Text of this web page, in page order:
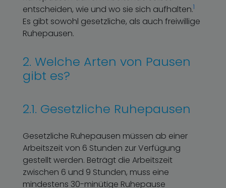
entscheiden, wie und wo sie sich aufhalten.1
Es gibt sowohl gesetzliche, als auch freiwillige
Ruhepausen.
2. Welche Arten von Pausen
gibt es?
2.1. Gesetzliche Ruhepausen
Gesetzliche Ruhepausen müssen ab einer
Arbeitszeit von 6 Stunden zur Verfügung
gestellt werden. Beträgt die Arbeitszeit
zwischen 6 und 9 Stunden, muss eine
mindestens 30-minütige Ruhepause